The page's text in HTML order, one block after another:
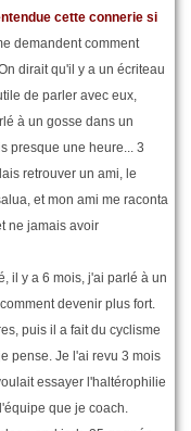
cette connerie si
demandent comment
dirait qu'il y a un écriteau
de parler avec eux,
à un gosse dans un
presque une heure... 3
retrouver un ami, le
et mon ami me raconta
ne jamais avoir
il y a 6 mois, j'ai parlé à un
devenir plus fort.
puis il a fait du cyclisme
pense. Je l'ai revu 3 mois
essayer l'haltérophilie
que je coach.